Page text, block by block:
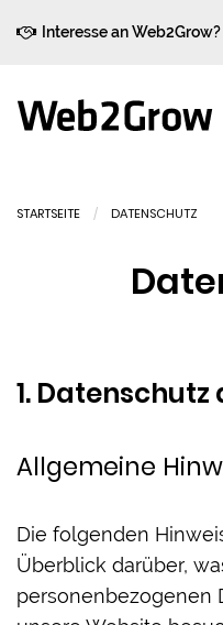
Interesse an Web2Grow?
STARTSEITE DATENSCHUTZ
1.
Allgemeine
Die folgenden
Überblick darüber,
personenbezogenen